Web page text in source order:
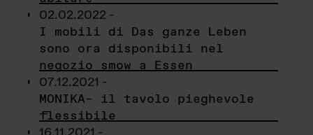
02.02.2022 -
I mobili di Das ganze Leben
sono ora disponibili nel
negozio smow a Essen
07.12.2021 -
MONIKA– il tavolo pieghevole
flessibile